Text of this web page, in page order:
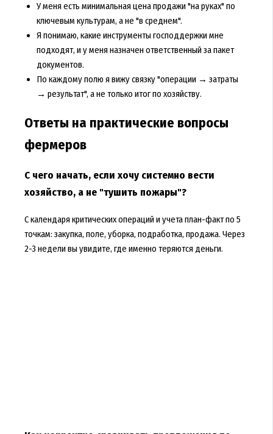
У меня есть минимальная цена продажи "на руках" по
ключевым культурам, а не "в среднем".
Я понимаю, какие инструменты господдержки мне
подходят, и у меня назначен ответственный за пакет
документов.
По каждому полю я вижу связку "операции → затраты
→ результат", а не только итог по хозяйству.
Ответы на практические вопросы
фермеров
С чего начать, если хочу системно вести
хозяйство, а не "тушить пожары"?
С календаря критических операций и учета план-факт по 5
точкам: закупка, поле, уборка, подработка, продажа. Через
2-3 недели вы увидите, где именно теряются деньги.